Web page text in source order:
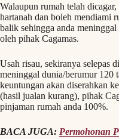
Walaupun rumah telah
hartanah dan boleh mendiami
balik sehingga anda
oleh pihak Cagamas.
Usah risau, sekiranya selepas
meninggal dunia/berumur 120
keuntungan akan diserahkan
(hasil jualan kurang), pihak
pinjaman rumah anda 100%.
BACA JUGA: Permohonan